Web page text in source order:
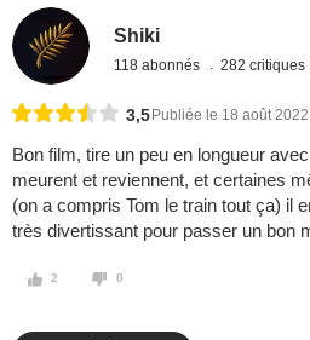
Shiki
118 abonnés 282 critiques
3,5 Publiée le 18 août 2022
Bon film, tire un peu en longueur
meurent et reviennent, et certaines
(on a compris Tom le train tout ça) il
très divertissant pour passer un bon
2 0